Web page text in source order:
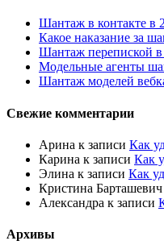
Шантаж в контакте в
Какое наказание за
Шантаж перепиской в
Модельные агенты
Шантаж моделей
Свежие комментарии
Арина к записи Как
Карина к записи Как
Элина к записи Как
Кристина Барташевич
Александра к записи
Архивы